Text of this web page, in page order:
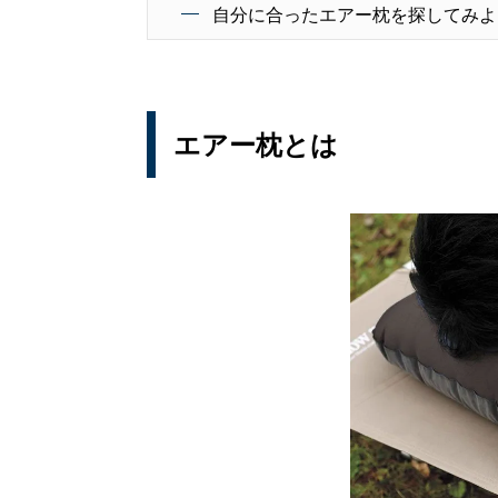
自分に合ったエアー枕を探してみ
エアー枕とは